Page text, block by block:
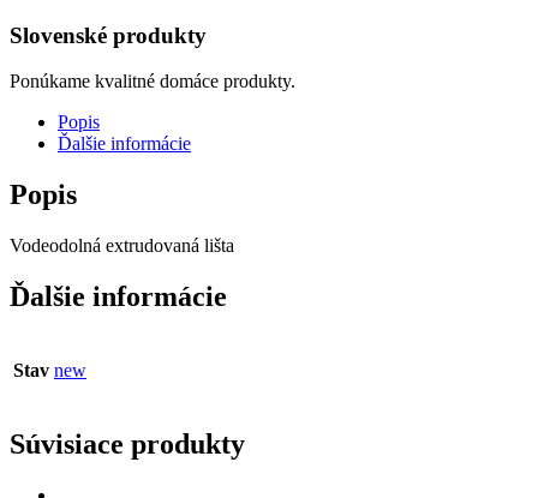
Slovenské produkty
Ponúkame kvalitné domáce produkty.
Popis
Ďalšie informácie
Popis
Vodeodolná extrudovaná lišta
Ďalšie informácie
Stav new
Súvisiace produkty